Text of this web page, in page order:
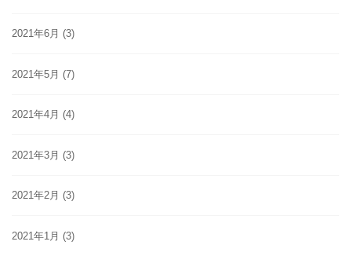
2021年6月 (3)
2021年5月 (7)
2021年4月 (4)
2021年3月 (3)
2021年2月 (3)
2021年1月 (3)